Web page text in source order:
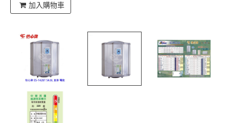
加入購物車